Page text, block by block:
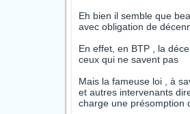
Eh bien il semble que
avec obligation de
En effet, en BTP , la
ceux qui ne savent pas
Mais la fameuse loi , à
et autres intervenants
charge une présomption